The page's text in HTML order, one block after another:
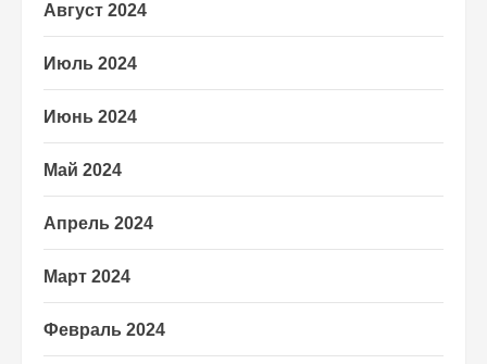
Август 2024
Июль 2024
Июнь 2024
Май 2024
Апрель 2024
Март 2024
Февраль 2024